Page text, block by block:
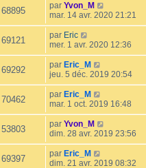
68895 par Yvon_M
mar. 14 avr. 2020 21:21
69121 par Eric
mer. 1 avr. 2020 12:36
69292 par Eric_M
jeu. 5 déc. 2019 20:54
70462 par Eric_M
mar. 1 oct. 2019 16:48
53803 par Yvon_M
dim. 28 avr. 2019 23:56
69397 par Eric_M
dim. 21 avr. 2019 08:32